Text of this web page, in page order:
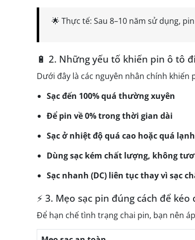
🌟 Thực tế: Sau 8–10 năm sử dụng,
🔋 2. Những yếu tố khiến pin ô tô
Dưới đây là các nguyên nhân chính khiến
Sạc đến 100% quá thường xuyên
Để pin về 0% trong thời gian dài
Sạc ở nhiệt độ quá cao hoặc quá lạnh
Dùng sạc kém chất lượng, không
Sạc nhanh (DC) liên tục thay vì sạc
⚡ 3. Mẹo sạc pin đúng cách để
Để hạn chế tình trạng chai pin, bạn nên